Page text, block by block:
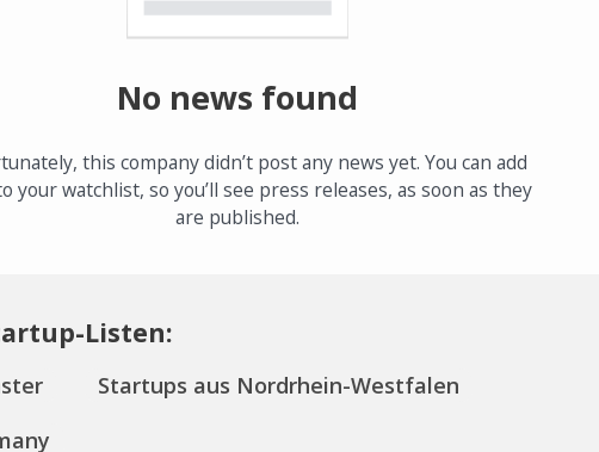
No news found
this company didn’t post any news yet. You can add
your watchlist, so you’ll see press releases, as soon as they
are published.
Listen:
Startups aus Nordrhein-Westfalen